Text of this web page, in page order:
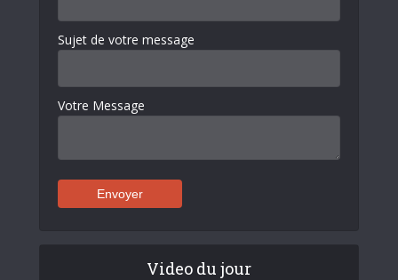
Sujet de votre message
Votre Message
Video du jour